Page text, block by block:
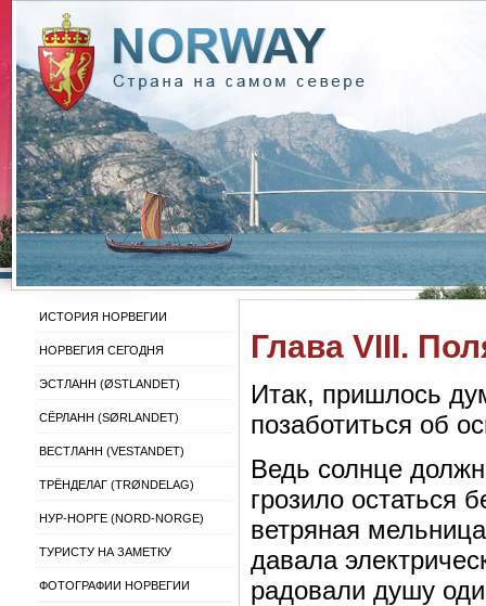
ИСТОРИЯ НОРВЕГИИ
НОРВЕГИЯ СЕГОДНЯ
ЭСТЛАНН (ØSTLANDET)
СЁРЛАНН (SØRLANDET)
ВЕСТЛАНН (VESTANDET)
ТРЁНДЕЛАГ (TRØNDELAG)
НУР-НОРГЕ (NORD-NORGE)
ТУРИСТУ НА ЗАМЕТКУ
ФОТОГРАФИИ НОРВЕГИИ
Глава VIII.
Итак, пришлось
позаботиться об
Ведь солнце
грозило остаться
ветряная
давала
радовали душу